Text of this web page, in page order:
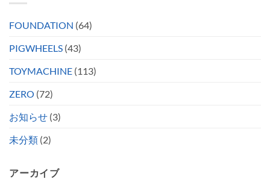
FOUNDATION (64)
PIGWHEELS (43)
TOYMACHINE (113)
ZERO (72)
お知らせ (3)
未分類 (2)
アーカイブ